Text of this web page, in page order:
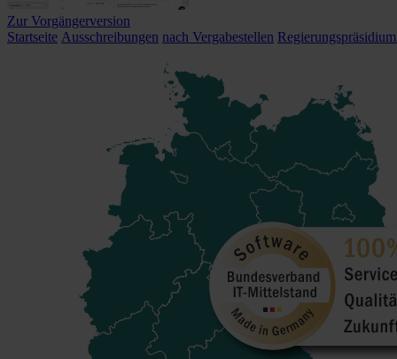
Zur Vorgängerversion
Startseite Ausschreibungen nach Vergabestellen